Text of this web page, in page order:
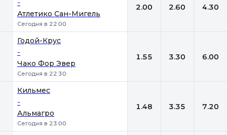
-
Атлетико Сан-Мигель
Сегодня в 22:00
2.00 2.60 4.30
Годой-Крус
-
Чако Фор Эвер
Сегодня в 22:30
1.55 3.30 6.00
Кильмес
-
Альмагро
Сегодня в 23:00
1.48 3.35 7.20